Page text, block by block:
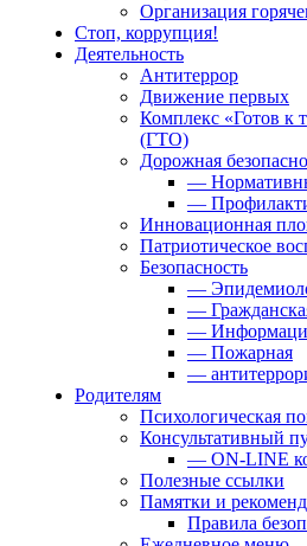
Организация
Стоп, коррупция!
Деятельность
Антитеррор
Движение первых
Комплекс «Готов к
(ГТО)
Дорожная
—
—
Инновационная
Патриотическое
Безопасность
—
—
—
— Пожарная
—
Родителям
Психологическая
Консультативный
— ON-LINE
Полезные ссылки
Памятки и
Правила